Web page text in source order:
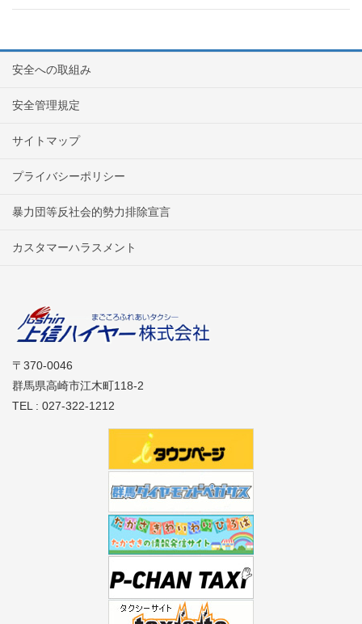
安全への取組み
安全管理規定
サイトマップ
プライバシーポリシー
暴力団等反社会的勢力排除宣言
カスタマーハラスメント
〒370-0046
群馬県高崎市江木町118-2
TEL : 027-322-1212